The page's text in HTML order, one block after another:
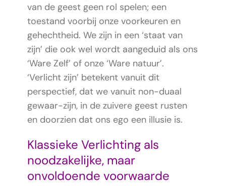
van de geest geen rol spelen; een
toestand voorbij onze voorkeuren en
gehechtheid. We zijn in een ‘staat van
zijn’ die ook wel wordt aangeduid als ons
‘Ware Zelf’ of onze ‘Ware natuur’.
‘Verlicht zijn’ betekent vanuit dit
perspectief, dat we vanuit non-duaal
gewaar-zijn, in de zuivere geest rusten
en doorzien dat ons ego een illusie is.
Klassieke Verlichting als
noodzakelijke, maar
onvoldoende voorwaarde